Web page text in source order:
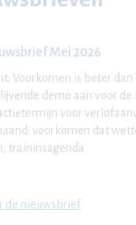
Mei 2026
Voorkomen is beter
demo aan voor
voor
voorkomen dat
traininsagenda
de nieuwsbrief